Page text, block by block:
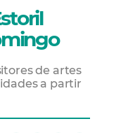
de artes
a partir